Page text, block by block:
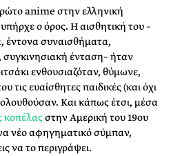
anime στην ελληνική
ο όρος. Η αισθητική του –
έντονα συναισθήματα,
ένταση– ήταν
ενθουσιαζόταν, θύμωνε,
τις ευαίσθητες παιδικές (και όχι
Και κάπως έτσι, μέσα
κοπέλαςστην Αμερική του 19ου
νέο αφηγηματικό σύμπαν,
να το περιγράψει.